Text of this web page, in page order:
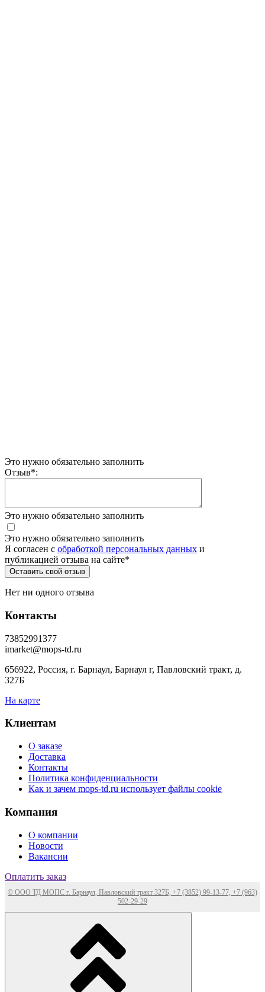
Это нужно обязательно заполнить
Отзыв*:
Это нужно обязательно заполнить
Это нужно обязательно заполнить
Я согласен c обработкой персональных данных и
публикацией отзыва на сайте*
Нет ни одного отзыва
Контакты
73852991377
imarket@mops-td.ru
656922, Россия, г. Барнаул, Барнаул г, Павловский тракт, д.
327Б
На карте
Клиентам
О заказе
Доставка
Контакты
Политика конфиденциальности
Как и зачем mops-td.ru использует файлы cookie
Компания
О компании
Новости
Вакансии
Оплатить заказ
© ООО ТД МОПС г. Барнаул, Павловский тракт 327Б, +7 (3852) 99-13-77, +7 (963)
502-29-29